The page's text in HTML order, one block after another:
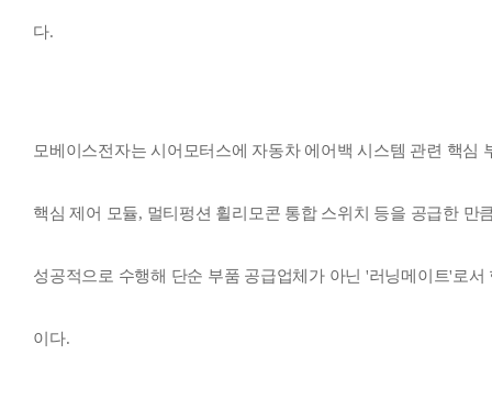
다.
모베이스전자는 시어모터스에 자동차 에어백 시스템 관련 핵심
핵심 제어 모듈, 멀티펑션 휠리모콘 통합 스위치 등을 공급한 만
성공적으로 수행해 단순 부품 공급업체가 아닌 '러닝메이트'로서
이다.